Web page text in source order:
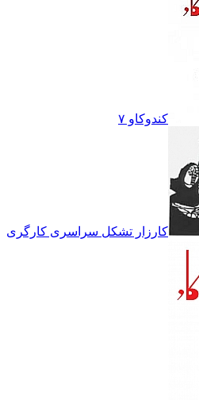
کندوکاو ۷
کارزار تشکل سراسرى کارگرى